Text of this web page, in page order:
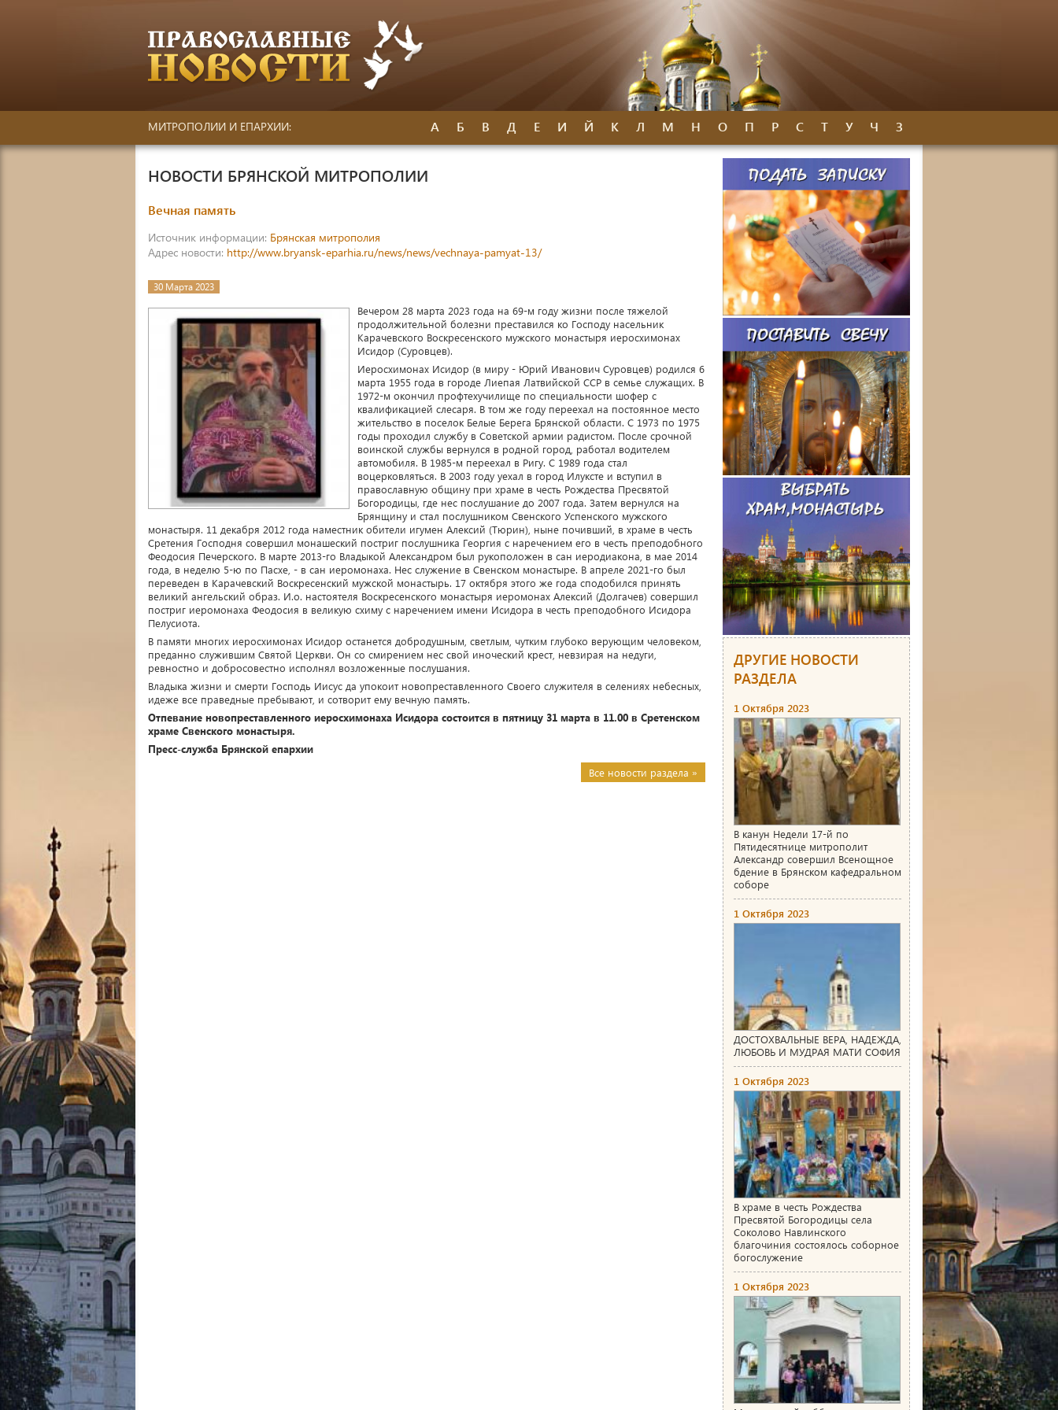
МИТРОПОЛИИ И ЕПАРХИИ: А Б В Д Е И Й К Л М Н О П Р С Т У Ч З
НОВОСТИ БРЯНСКОЙ МИТРОПОЛИИ
Вечная память
Источник информации: Брянская митрополия
Адрес новости: http://www.bryansk-eparhia.ru/news/news/vechnaya-pamyat-13/
30 Марта 2023
Вечером 28 марта 2023 года на 69-м году жизни после тяжелой
продолжительной болезни преставился ко Господу насельник
Карачевского Воскресенского мужского монастыря иеросхимонах
Исидор (Суровцев).
Иеросхимонах Исидор (в миру - Юрий Иванович Суровцев) родился 6
марта 1955 года в городе Лиепая Латвийской ССР в семье служащих. В
1972-м окончил профтехучилище по специальности шофер с
квалификацией слесаря. В том же году переехал на постоянное место
жительство в поселок Белые Берега Брянской области. С 1973 по 1975
годы проходил службу в Советской армии радистом. После срочной
воинской службы вернулся в родной город, работал водителем
автомобиля. В 1985-м переехал в Ригу. С 1989 года стал
воцерковляться. В 2003 году уехал в город Илуксте и вступил в
православную общину при храме в честь Рождества Пресвятой
Богородицы, где нес послушание до 2007 года. Затем вернулся на
Брянщину и стал послушником Свенского Успенского мужского
монастыря. 11 декабря 2012 года наместник обители игумен Алексий (Тюрин), ныне почивший, в храме в честь
Сретения Господня совершил монашеский постриг послушника Георгия с наречением его в честь преподобного
Феодосия Печерского. В марте 2013-го Владыкой Александром был рукоположен в сан иеродиакона, в мае 2014
года, в неделю 5-ю по Пасхе, - в сан иеромонаха. Нес служение в Свенском монастыре. В апреле 2021-го был
переведен в Карачевский Воскресенский мужской монастырь. 17 октября этого же года сподобился принять
великий ангельский образ. И.о. настоятеля Воскресенского монастыря иеромонах Алексий (Долгачев) совершил
постриг иеромонаха Феодосия в великую схиму с наречением имени Исидора в честь преподобного Исидора
Пелусиота.
В памяти многих иеросхимонах Исидор останется добродушным, светлым, чутким глубоко верующим человеком,
преданно служившим Святой Церкви. Он со смирением нес свой иноческий крест, невзирая на недуги,
ревностно и добросовестно исполнял возложенные послушания.
Владыка жизни и смерти Господь Иисус да упокоит новопреставленного Своего служителя в селениях небесных,
идеже все праведные пребывают, и сотворит ему вечную память.
Отпевание новопреставленного иеросхимонаха Исидора состоится в пятницу 31 марта в 11.00 в Сретенском
храме Свенского монастыря.
Пресс-служба Брянской епархии
Все новости раздела »
ДРУГИЕ НОВОСТИ
РАЗДЕЛА
1 Октября 2023
В канун Недели 17-й по
Пятидесятнице митрополит
Александр совершил Всенощное
бдение в Брянском кафедральном
соборе
1 Октября 2023
ДОСТОХВАЛЬНЫЕ ВЕРА, НАДЕЖДА,
ЛЮБОВЬ И МУДРАЯ МАТИ СОФИЯ
1 Октября 2023
В храме в честь Рождества
Пресвятой Богородицы села
Соколово Навлинского
благочиния состоялось соборное
богослужение
1 Октября 2023